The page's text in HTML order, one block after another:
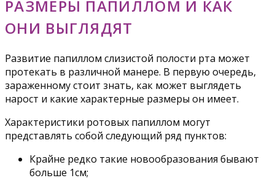
РАЗМЕРЫ ПАПИЛЛОМ И КАК
ОНИ ВЫГЛЯДЯТ
Развитие папиллом слизистой полости рта может
протекать в различной манере. В первую очередь,
зараженному стоит знать, как может выглядеть
нарост и какие характерные размеры он имеет.
Характеристики ротовых папиллом могут
представлять собой следующий ряд пунктов:
Крайне редко такие новообразования бывают
больше 1см;